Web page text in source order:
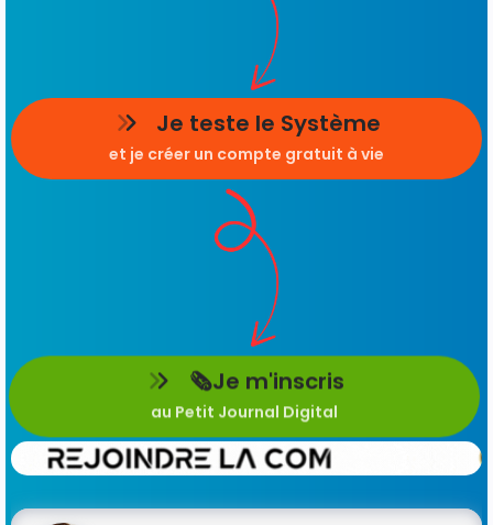
Je teste le Système
et je créer un compte gratuit à vie
🗞️Je m'inscris
au Petit Journal Digital